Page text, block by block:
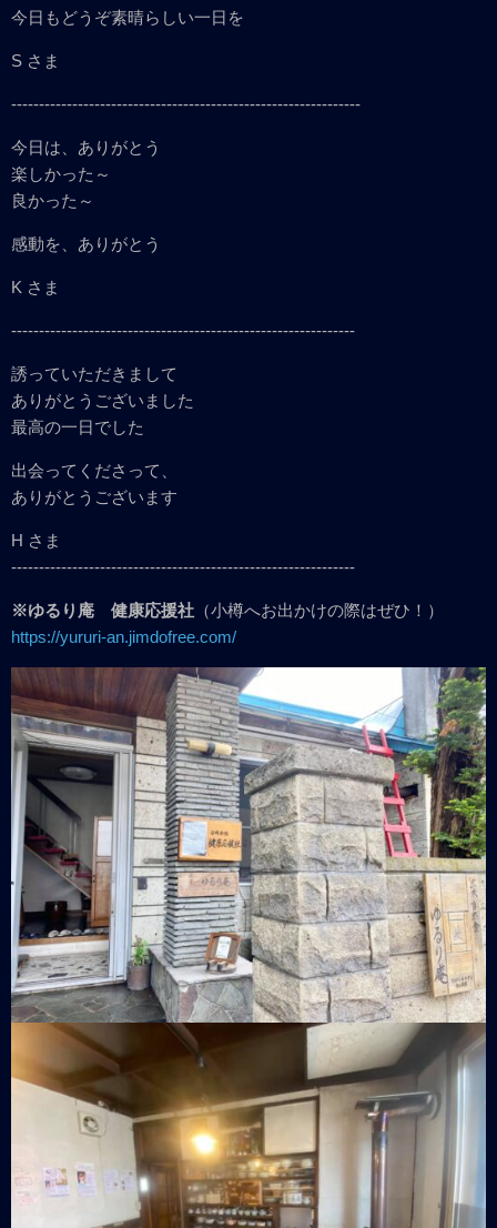
今日もどうぞ素晴らしい一日を
S さま
---------------------------------------------------------------
今日は、ありがとう
楽しかった～
良かった～
感動を、ありがとう
K さま
--------------------------------------------------------------
誘っていただきまして
ありがとうございました
最高の一日でした
出会ってくださって、
ありがとうございます
H さま
--------------------------------------------------------------
※ゆるり庵 健康応援社 （小樽へお出かけの際はぜひ！）
https://yururi-an.jimdofree.com/